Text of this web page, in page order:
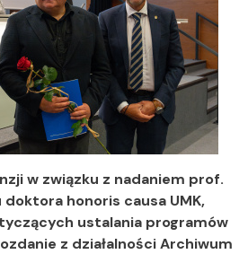
w związku z nadaniem prof.
doktora honoris causa UMK,
ustalania programów
z działalności Archiwum